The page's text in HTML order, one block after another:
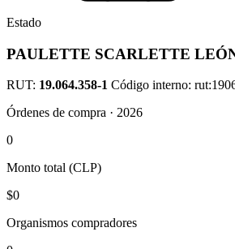
Estado
PAULETTE SCARLETTE
RUT: 19.064.358-1 Código interno:
Órdenes de compra · 2026
0
Monto total (CLP)
$0
Organismos compradores